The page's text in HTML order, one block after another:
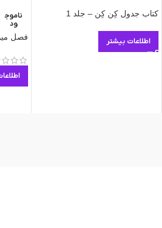
کتاب جدول کِن کِن – جلد 1
اطلاعات بیشتر
ناموج
ود
فصل